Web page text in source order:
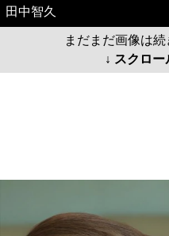
田中智久
まだまだ画像は続
↓ スクロー